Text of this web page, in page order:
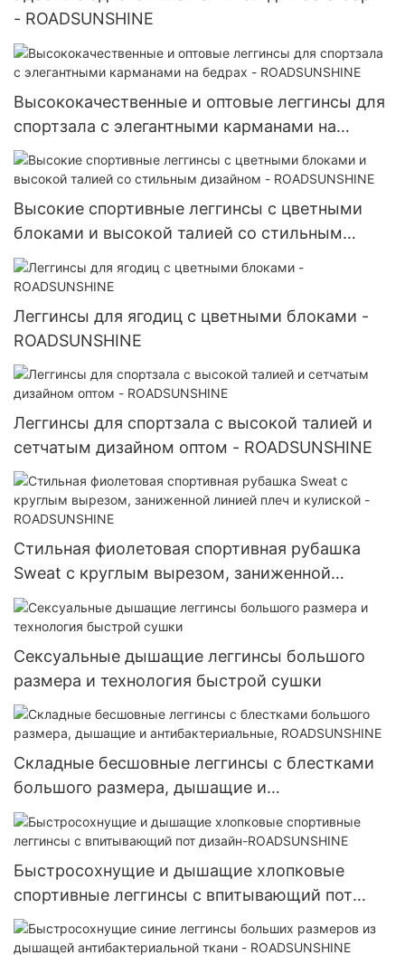
- ROADSUNSHINE
Высококачественные и оптовые леггинсы для
спортзала с элегантными карманами на
бедрах - ROADSUNSHINE
Высокие спортивные леггинсы с цветными
блоками и высокой талией со стильным
дизайном - ROADSUNSHINE
Леггинсы для ягодиц с цветными блоками -
ROADSUNSHINE
Леггинсы для спортзала с высокой талией и
сетчатым дизайном оптом - ROADSUNSHINE
Стильная фиолетовая спортивная рубашка
Sweat с круглым вырезом, заниженной
линией плеч и кулиской - ROADSUNSHINE
Сексуальные дышащие леггинсы большого
размера и технология быстрой сушки
Складные бесшовные леггинсы с блестками
большого размера, дышащие и
антибактериальные, ROADSUNSHINE
Быстросохнущие и дышащие хлопковые
спортивные леггинсы с впитывающий пот
дизайн-ROADSUNSHINE